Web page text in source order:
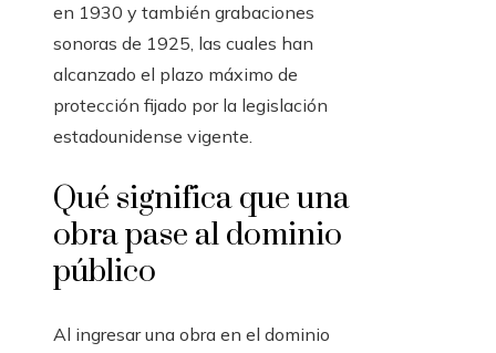
en 1930 y también grabaciones
sonoras de 1925, las cuales han
alcanzado el plazo máximo de
protección fijado por la legislación
estadounidense vigente.
Qué significa que una
obra pase al dominio
público
Al ingresar una obra en el dominio